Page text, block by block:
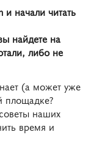
начали читать
найдете на
либо не
(а может уже
площадке?
наших
время и